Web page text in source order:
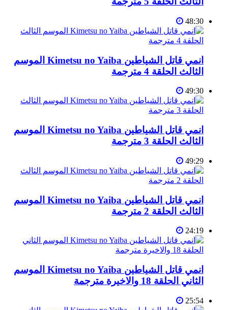
48:30
انمي قاتل الشياطين Kimetsu no Yaiba الموسم
الثالث الحلقة 4 مترجمة
49:30
انمي قاتل الشياطين Kimetsu no Yaiba الموسم
الثالث الحلقة 3 مترجمة
49:29
انمي قاتل الشياطين Kimetsu no Yaiba الموسم
الثالث الحلقة 2 مترجمة
24:19
انمي قاتل الشياطين Kimetsu no Yaiba الموسم
الثاني الحلقة 18 والاخيرة مترجمة
25:54